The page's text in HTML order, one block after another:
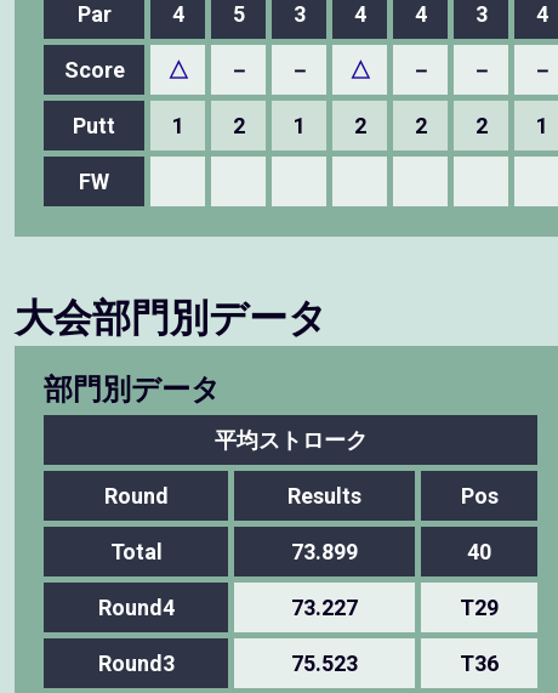
Par
4 5 3 4 4 3 4
Score △ － － △ － － －
Putt 1 2 1 2 2 2 1
FW
大会部門別データ
部門別データ
平均ストローク
Round Results Pos
Total 73.899 40
Round4 73.227 T29
Round3 75.523 T36